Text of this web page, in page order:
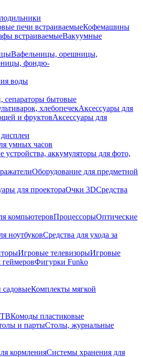
печи встраиваемыеКофемашины
встраиваемыеВакуумные
Вафельницы, орешницы,
фондю-
воды
сепараторы бытовые
хлебопечекАксессуары для
и фруктовАксессуары для
умных часов
устройства, аккумуляторы для фото,
Оборудование для предметной
для проектораОчки 3DСредства
компьютеровПроцессорыОптические
ноутбуковСредства для ухода за
Игровые телевизорыИгровые
геймеровФигурки Funko
Комплекты мягкой
Комоды пластиковые
и партыСтолы, журнальные
кормленияСистемы хранения для